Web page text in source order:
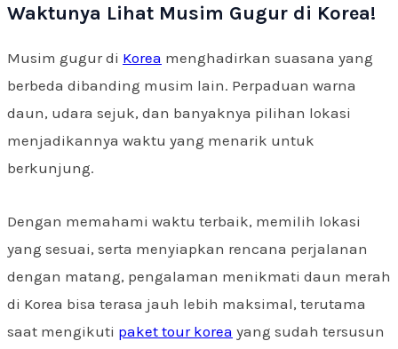
Waktunya Lihat Musim Gugur di Korea!
Musim gugur di Korea menghadirkan suasana yang
berbeda dibanding musim lain. Perpaduan warna
daun, udara sejuk, dan banyaknya pilihan lokasi
menjadikannya waktu yang menarik untuk
berkunjung.
Dengan memahami waktu terbaik, memilih lokasi
yang sesuai, serta menyiapkan rencana perjalanan
dengan matang, pengalaman menikmati daun merah
di Korea bisa terasa jauh lebih maksimal, terutama
saat mengikuti paket tour korea yang sudah tersusun